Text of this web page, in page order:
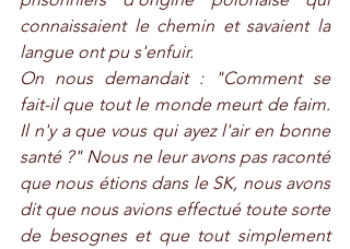
connaissaient le chemin et savaient la
langue ont pu s'enfuir.
On nous demandait : "Comment se
fait-il que tout le monde meurt de faim.
Il n'y a que vous qui ayez l'air en bonne
santé ?" Nous ne leur avons pas raconté
que nous étions dans le SK, nous avons
dit que nous avions effectué toute sorte
de besognes et que tout simplement